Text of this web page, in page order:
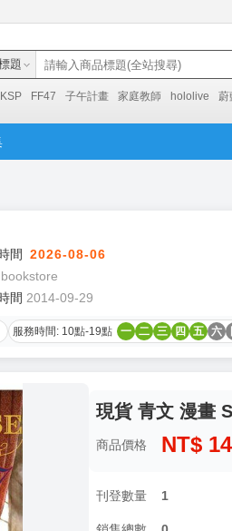
題
KSP FF47 子午計畫 家庭教師 hololive 蔚
間 2026-08-06
bookstore
間 2014-09-29
服務時間: 10點-19點 一 二 三 四 五 六
現貨 青文 漫畫
商品價格 NT$
刊登數量 1